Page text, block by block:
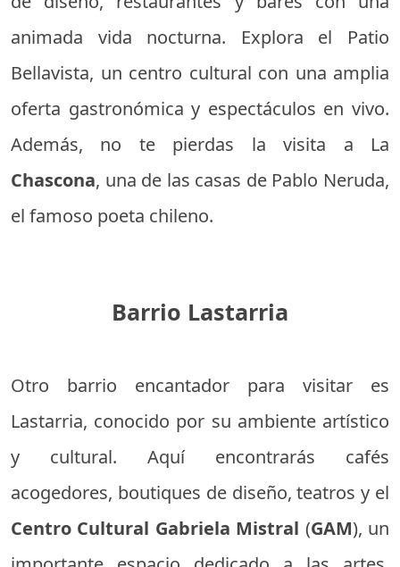
animada vida nocturna. Explora el Patio
Bellavista, un centro cultural con una amplia
oferta gastronómica y espectáculos en vivo.
Además, no te pierdas la visita a La
Chascona, una de las casas de Pablo Neruda,
el famoso poeta chileno.
Barrio Lastarria
Otro barrio encantador para visitar es
Lastarria, conocido por su ambiente artístico
y cultural. Aquí encontrarás cafés
acogedores, boutiques de diseño, teatros y el
Centro Cultural Gabriela Mistral (GAM), un